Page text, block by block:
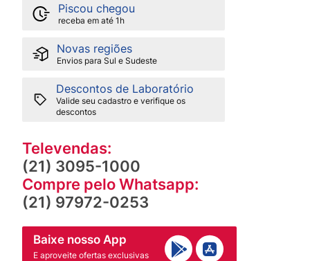
Piscou chegou
receba em até 1h
Novas regiões
Envios para Sul e Sudeste
Descontos de Laboratório
Valide seu cadastro e verifique os
descontos
Televendas:
(21) 3095-1000
Compre pelo Whatsapp:
(21) 97972-0253
Baixe nosso App
E aproveite ofertas exclusivas